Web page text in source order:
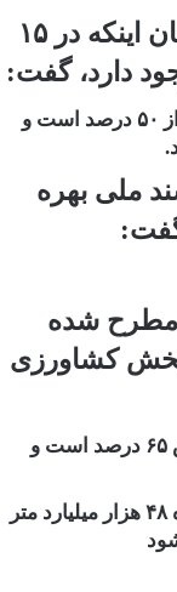
معاون وزیر جهاد کشاورزی با بیان اینکه در ۱۵
دارد، گفت:
در برخی از این محصولات کم آبیاری بیش از ۵۰ درصد است و
ملی بهره
مطرح شده
کشاورزی
به اعتقاد ما میزان مصرف آب در این بخش ۶۵ درصد است و
و پیشرفت نهاد ریاست جمهوری ارائه کرده ۴۸ هزار میلیارد متر